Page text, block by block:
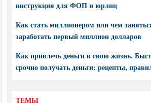
инструкция для ФОП и юрлиц
Как стать миллионером или чем
заработать первый миллион долларов
Как привлечь деньги в свою жизнь.
срочно получать деньги: рецепты,
ТЕМЫ